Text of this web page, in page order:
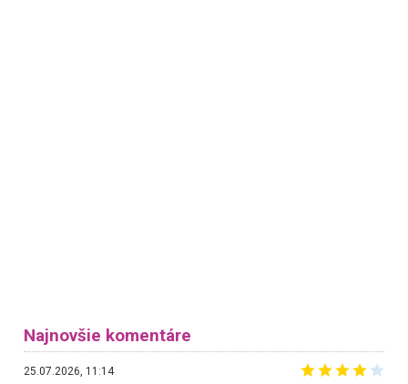
Najnovšie komentáre
25.07.2026, 11:14